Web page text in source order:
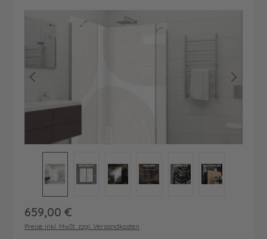
Regulärer Preis:
659,00 €
Preise inkl. MwSt. zzgl. Versandkosten